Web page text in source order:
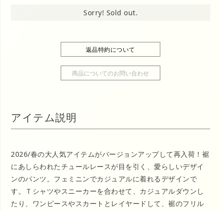
Sorry! Sold out.
返品特約について
商品についてのお問い合わせ
アイテム説明
2026/春の大人気アイテムがバージョンアップして再入荷！裾
にあしらわれたチュールレースが目を引く、愛らしいデザイ
ンのパンツ。フェミニンでカジュアルに着れるデザインで
す。Ｔシャツやスニーカーを合わせて、カジュアルダウンし
たり、ワンピースやスカートとレイヤードして、裾のフリル